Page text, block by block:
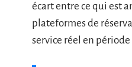
écart entre ce qui est
plateformes de
service réel en